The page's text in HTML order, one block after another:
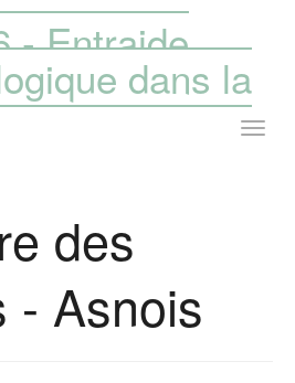
Entraide
dans la
des
- Asnois